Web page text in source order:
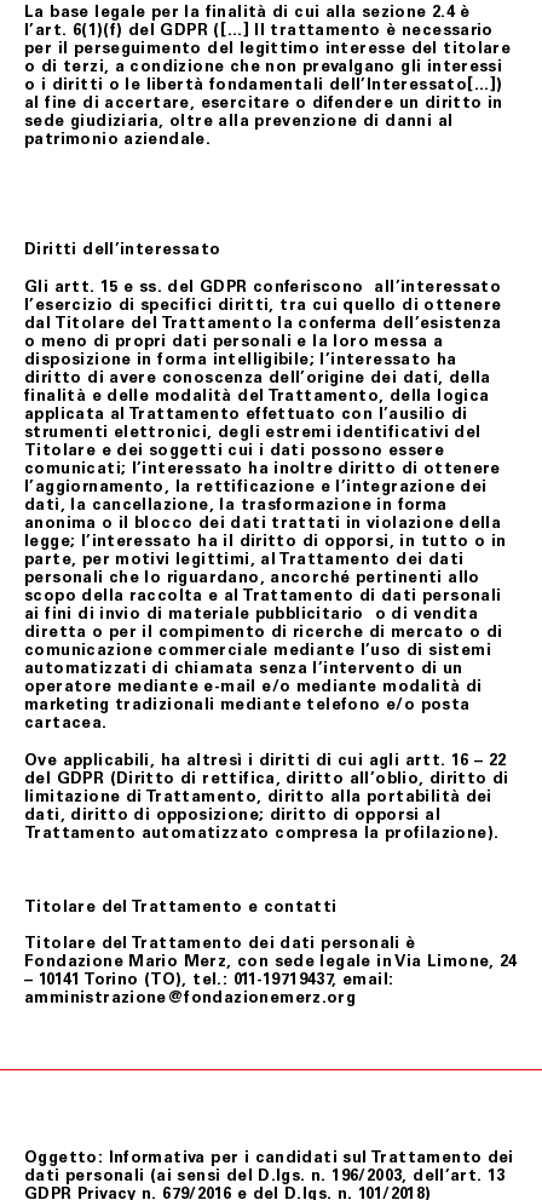
La base legale per la finalità di cui alla sezione 2.4 è
l’art. 6(1)(f) del GDPR ([…] Il trattamento è necessario
per il perseguimento del legittimo interesse del titolare
o di terzi, a condizione che non prevalgano gli interessi
o i diritti o le libertà fondamentali dell’Interessato[…])
al fine di accertare, esercitare o difendere un diritto in
sede giudiziaria, oltre alla prevenzione di danni al
patrimonio aziendale.
Diritti dell’interessato
Gli artt. 15 e ss. del GDPR conferiscono all’interessato
l’esercizio di specifici diritti, tra cui quello di ottenere
dal Titolare del Trattamento la conferma dell’esistenza
o meno di propri dati personali e la loro messa a
disposizione in forma intelligibile; l’interessato ha
diritto di avere conoscenza dell’origine dei dati, della
finalità e delle modalità del Trattamento, della logica
applicata al Trattamento effettuato con l’ausilio di
strumenti elettronici, degli estremi identificativi del
Titolare e dei soggetti cui i dati possono essere
comunicati; l’interessato ha inoltre diritto di ottenere
l’aggiornamento, la rettificazione e l’integrazione dei
dati, la cancellazione, la trasformazione in forma
anonima o il blocco dei dati trattati in violazione della
legge; l’interessato ha il diritto di opporsi, in tutto o in
parte, per motivi legittimi, al Trattamento dei dati
personali che lo riguardano, ancorché pertinenti allo
scopo della raccolta e al Trattamento di dati personali
ai fini di invio di materiale pubblicitario o di vendita
diretta o per il compimento di ricerche di mercato o di
comunicazione commerciale mediante l’uso di sistemi
automatizzati di chiamata senza l’intervento di un
operatore mediante e-mail e/o mediante modalità di
marketing tradizionali mediante telefono e/o posta
cartacea.
Ove applicabili, ha altresì i diritti di cui agli artt. 16 – 22
del GDPR (Diritto di rettifica, diritto all’oblio, diritto di
limitazione di Trattamento, diritto alla portabilità dei
dati, diritto di opposizione; diritto di opporsi al
Trattamento automatizzato compresa la profilazione).
Titolare del Trattamento e contatti
Titolare del Trattamento dei dati personali è
Fondazione Mario Merz, con sede legale in Via Limone, 24
– 10141 Torino (TO), tel.: 011-19719437, email:
amministrazione@fondazionemerz.org
Oggetto: Informativa per i candidati sul Trattamento dei
dati personali (ai sensi del D.lgs. n. 196/2003, dell’art. 13
GDPR Privacy n. 679/2016 e del D.lgs. n. 101/2018)